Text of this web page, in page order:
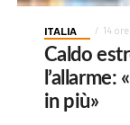
ITALIA 14
Caldo
in più»